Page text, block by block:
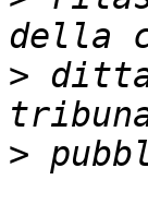
> ditta
>